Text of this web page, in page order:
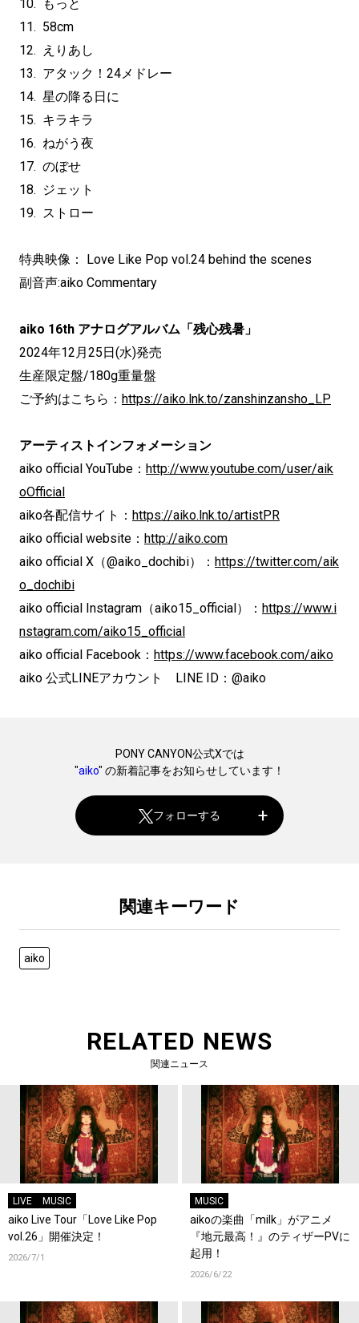
10. もっと
11. 58cm
12. えりあし
13. アタック！24メドレー
14. 星の降る日に
15. キラキラ
16. ねがう夜
17. のぼせ
18. ジェット
19. ストロー
特典映像： Love Like Pop vol.24 behind the scenes
副音声:aiko Commentary
aiko 16th アナログアルバム「残心残暑」
2024年12月25日(水)発売
生産限定盤/180g重量盤
ご予約はこちら： https://aiko.lnk.to/zanshinzansho_LP
アーティストインフォメーション
aiko official YouTube： http://www.youtube.com/user/aik
oOfficial
aiko各配信サイト： https://aiko.lnk.to/artistPR
aiko official website： http://aiko.com
aiko official X（@aiko_dochibi）： https://twitter.com/aik
o_dochibi
aiko official Instagram（aiko15_official）： https://www.i
nstagram.com/aiko15_official
aiko official Facebook： https://www.facebook.com/aiko
aiko 公式LINEアカウント LINE ID：@aiko
PONY CANYON公式Xでは
"aiko" の新着記事をお知らせしています！
フォローする
関連キーワード
aiko
RELATED NEWS
関連ニュース
LIVE MUSIC
aiko Live Tour「Love Like Pop
vol.26」開催決定！
2026/7/1
MUSIC
aikoの楽曲「milk」がアニメ
『地元最高！』のティザーPVに
起用！
2026/6/22